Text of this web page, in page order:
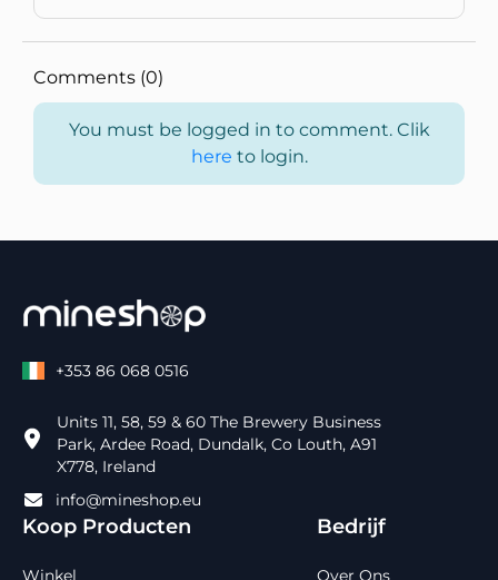
Comments (0)
You must be logged in to comment. Clik
here to login.
+353 86 068 0516
Units 11, 58, 59 & 60 The Brewery Business
Park, Ardee Road, Dundalk, Co Louth, A91
X778, Ireland
info@mineshop.eu
Koop Producten
Winkel
Bedrijf
Over Ons